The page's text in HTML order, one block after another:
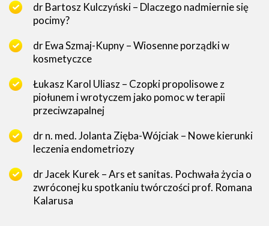
dr Bartosz Kulczyński – Dlaczego nadmiernie się
pocimy?
dr Ewa Szmaj-Kupny – Wiosenne porządki w
kosmetyczce
Łukasz Karol Uliasz – Czopki propolisowe z
piołunem i wrotyczem jako pomoc w terapii
przeciwzapalnej
dr n. med. Jolanta Zięba-Wójciak – Nowe kierunki
leczenia endometriozy
dr Jacek Kurek – Ars et sanitas. Pochwała życia o
zwróconej ku spotkaniu twórczości prof. Romana
Kalarusa